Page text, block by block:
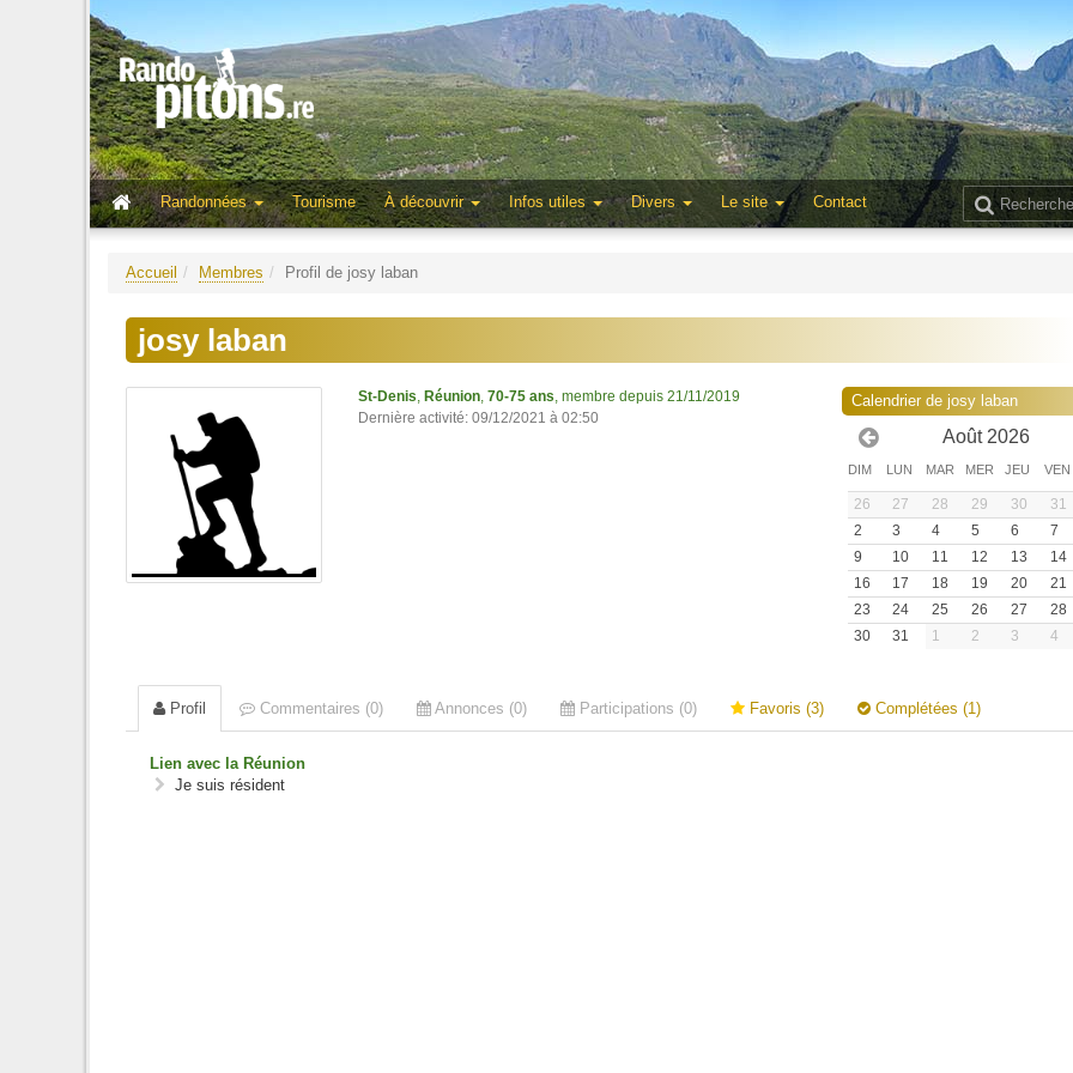
Randonnées
Tourisme À découvrir Infos utiles Divers Le site Contact
Accueil Membres Profil de josy laban
josy laban
St-Denis Réunion 70-75 ans , membre depuis 21/11/2019
Dernière activité: 09/12/2021 à 02:50
Calendrier de josy laban
Août 2026
DIM LUN MAR MER JEU VEN
26 27 28 29 30 31
2
3 4 5 6 7
9
10 11 12 13 14
16
17 18 19 20 21
23
24 25 26 27 28
30
31 1 2 3 4
Profil Commentaires (0) Annonces (0) Participations (0) Favoris (3) Complétées (1)
Lien avec la Réunion
Je suis résident